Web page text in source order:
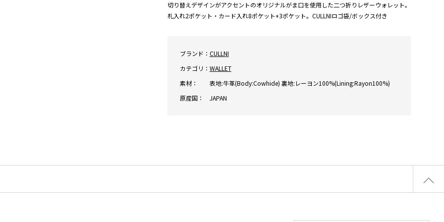
切り替えデザインがアクセントのオリジナルがま口を使用した二つ折りレザーウォレット。
札入れ2ポケット・カード入れ8ポケット+3ポケット。CULLNIロゴ袋/ボックス付き
ブランド： CULLNI
カテゴリ： WALLET
素材：
表地:牛革(Body:Cowhide) 裏地:レーヨン100%(Lining:Rayon100%)
原産国：
JAPAN